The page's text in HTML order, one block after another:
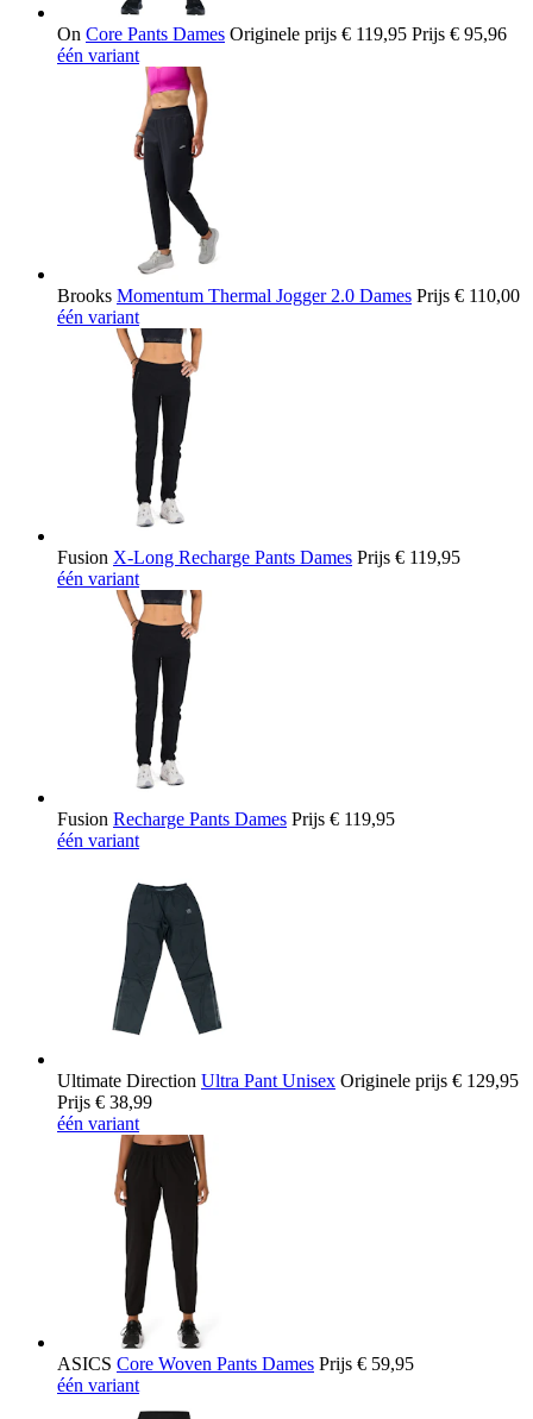
On Core Pants Dames Originele prijs € 119,95 Prijs € 95,96
één variant
Brooks Momentum Thermal Jogger 2.0 Dames Prijs € 110,00
één variant
Fusion X-Long Recharge Pants Dames Prijs € 119,95
één variant
Fusion Recharge Pants Dames Prijs € 119,95
één variant
Ultimate Direction Ultra Pant Unisex Originele prijs € 129,95
Prijs € 38,99
één variant
ASICS Core Woven Pants Dames Prijs € 59,95
één variant